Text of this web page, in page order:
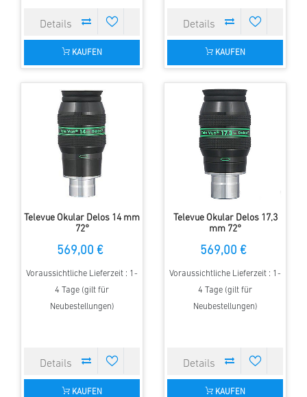
KAUFEN KAUFEN
Televue Okular Delos 14 mm
72°
569,00 €
Voraussichtliche Lieferzeit : 1-
4 Tage (gilt für
Neubestellungen)
KAUFEN
Televue Okular Delos 17,3
mm 72°
569,00 €
Voraussichtliche Lieferzeit : 1-
4 Tage (gilt für
Neubestellungen)
KAUFEN